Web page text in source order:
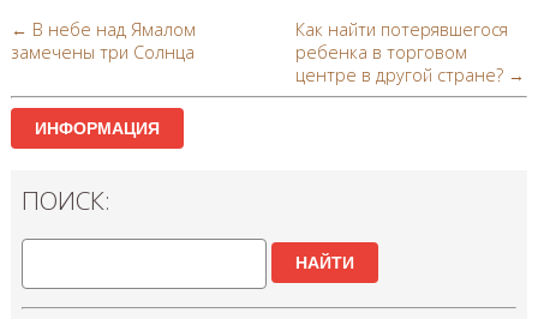
← В небе над Ямалом
замечены три Солнца
Как найти потерявшегося
ребенка в торговом
центре в другой стране? →
ИНФОРМАЦИЯ
ПОИСК:
НАЙТИ